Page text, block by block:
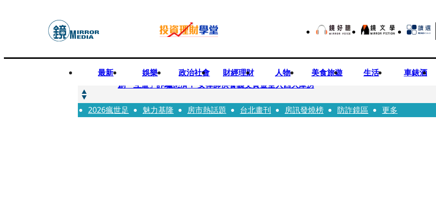
最新 娛樂 政治社會 財經理財 人物 美食旅遊 生活 車錶酒
快訊
創「互道」詐騙慈濟！ 女律師供養義父黃金全入四大庫房
快訊
前時力黨魁表態「反對刪公視預算」 盼在野三思：改凍結處理受質疑項目
2026瘋世足 魅力基隆 房市熱話題 台北畫刊 房訊發燒榜 防詐鏡區 更多